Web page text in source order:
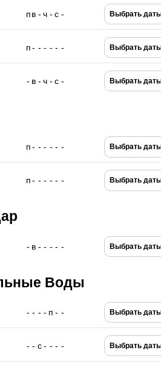
пв - ч - с - Выбрать
п - - - - - - Выбрать
- в - ч - с - Выбрать
п - - - - - - Выбрать
п - - - - - - Выбрать
- в - - - - - Выбрать
Воды
- - - - п - - Выбрать
- - с - - - - Выбрать